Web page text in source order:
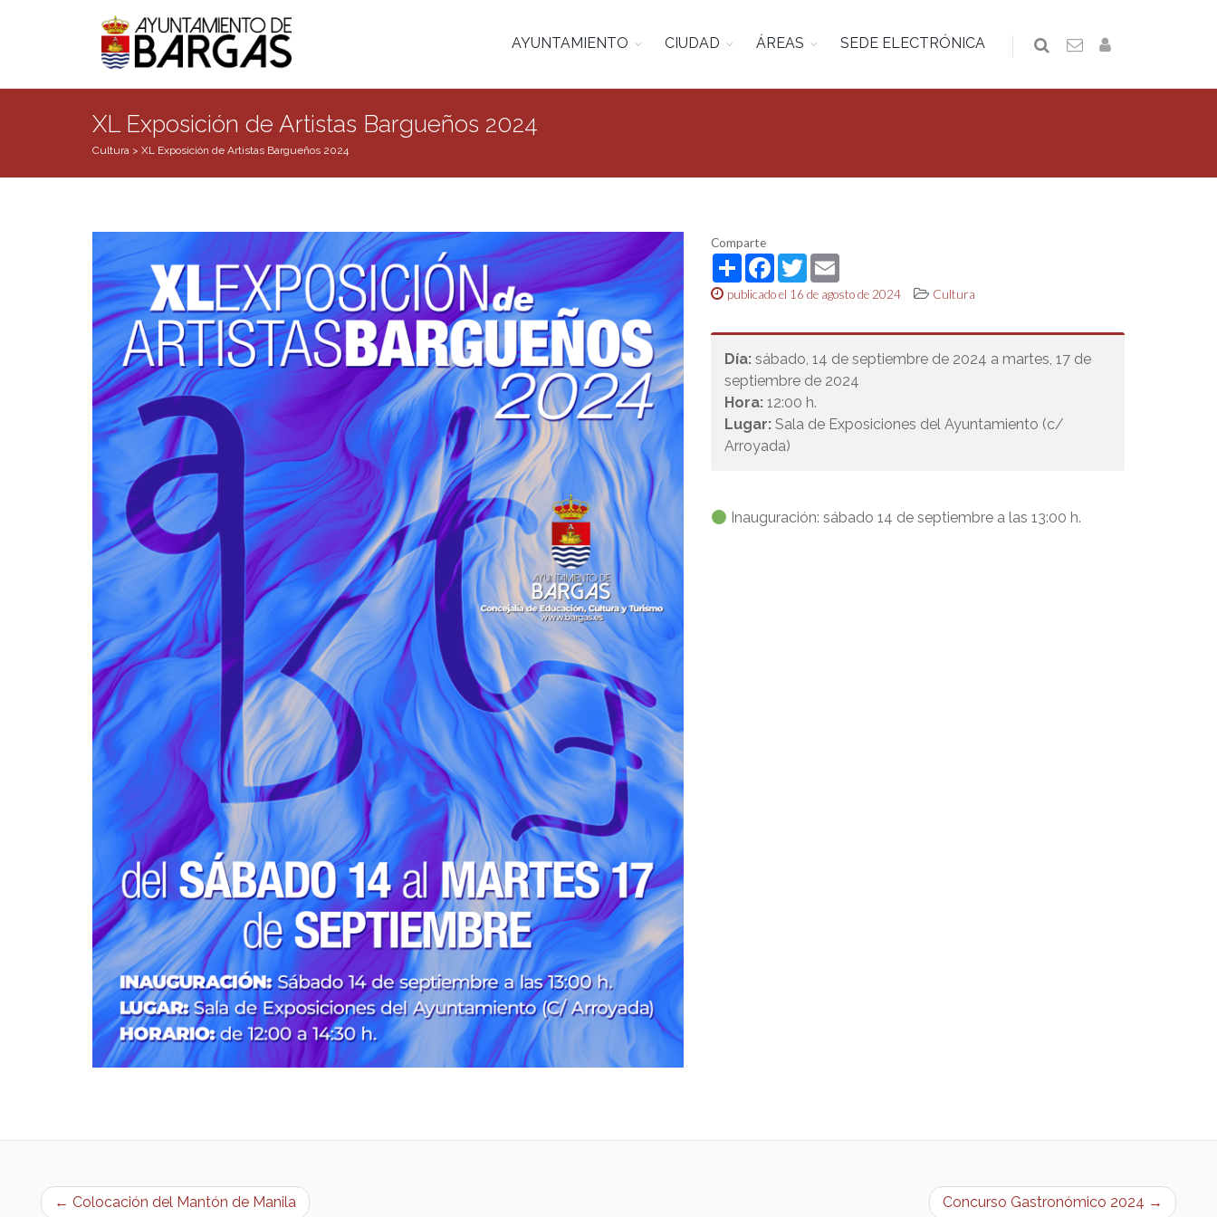
AYUNTAMIENTO CIUDAD ÁREAS SEDE ELECTRÓNICA
XL Exposición de Artistas Bargueños 2024
Cultura > XL Exposición de Artistas Bargueños 2024
Comparte
ShareFacebook
TwitterEmail
publicado el 16 de agosto de 2024 Cultura
Día: sábado, 14 de septiembre de 2024 a martes, 17 de
septiembre de 2024
Hora: 12:00 h.
Lugar: Sala de Exposiciones del Ayuntamiento (c/
Arroyada)
Inauguración: sábado 14 de septiembre a las 13:00 h.
← Colocación del Mantón de Manila Concurso Gastronómico 2024 →